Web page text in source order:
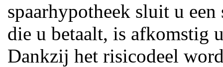
spaarhypotheek sluit u
die u betaalt, is afkomstig
Dankzij het risicodeel